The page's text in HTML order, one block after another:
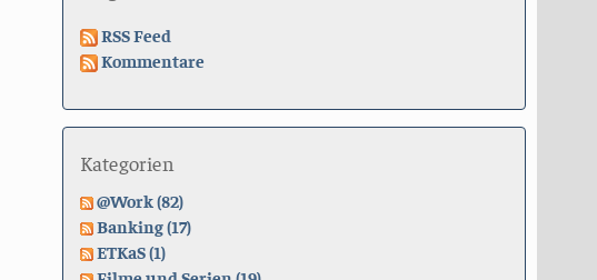
RSS Feed
Kommentare
Kategorien
@Work (82)
Banking (17)
ETKaS (1)